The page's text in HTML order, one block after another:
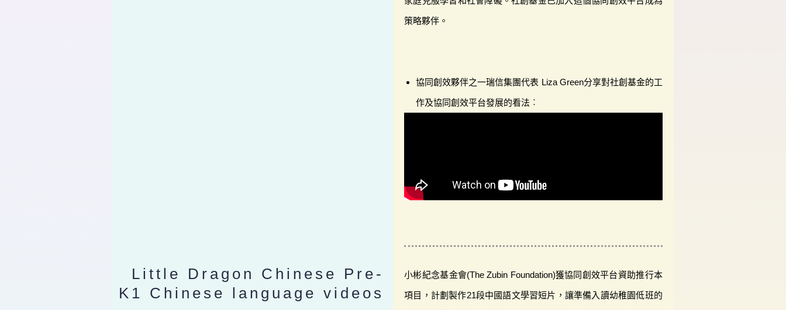
策略夥伴。
協同創效夥伴之一瑞信集團代表 Liza Green分享對社創基金的工
作及協同創效平台發展的看法︰
Little Dragon Chinese Pre-
K1 Chinese language videos
小彬紀念基金會(The Zubin Foundation)獲協同創效平台資助推行本
項目，計劃製作21段中國語文學習短片，讓準備入讀幼稚園低班的